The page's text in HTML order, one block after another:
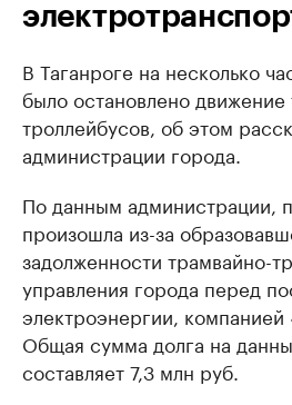
В Таганроге на несколько
было остановлено движение
троллейбусов, об этом
администрации города.
По данным администрации,
произошла из-за
задолженности трамвайно-
управления города перед
электроэнергии, компанией
Общая сумма долга на
составляет 7,3 млн руб.